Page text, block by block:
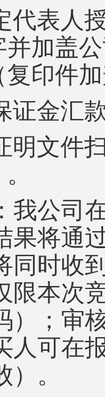
代表人
并加盖
复印件
证金汇
明文件
。
我公司
果将通
同时收
限本次
）；审
人可在
。